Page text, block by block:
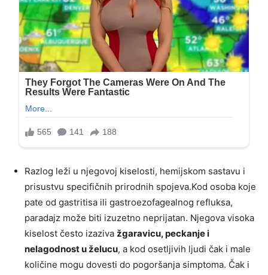
Razlog leži u njegovoj kiselosti, hemijskom sastavu i
prisustvu specifičnih prirodnih spojeva.Kod osoba koje
pate od gastritisa ili gastroezofagealnog refluksa,
paradajz može biti izuzetno neprijatan. Njegova visoka
kiselost često izaziva žgaravicu, peckanje i
nelagodnost u želucu, a kod osetljivih ljudi čak i male
količine mogu dovesti do pogoršanja simptoma. Čak i